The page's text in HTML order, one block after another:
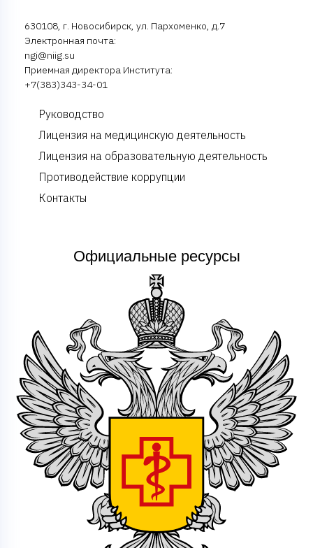
630108, г. Новосибирск, ул. Пархоменко, д.7
Электронная почта:
ngi@niig.su
Приемная директора Института:
+7(383)343-34-01
Руководство
Лицензия на медицинскую деятельность
Лицензия на образовательную деятельность
Противодействие коррупции
Контакты
Официальные ресурсы